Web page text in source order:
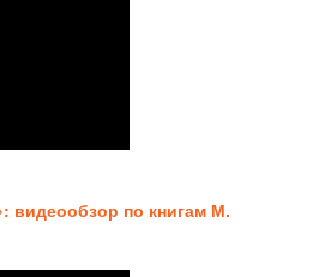
видеообзор по книгам М.